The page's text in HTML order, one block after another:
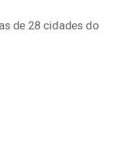
de 28 cidades do